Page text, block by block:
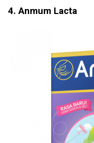
4. Anmum Lacta